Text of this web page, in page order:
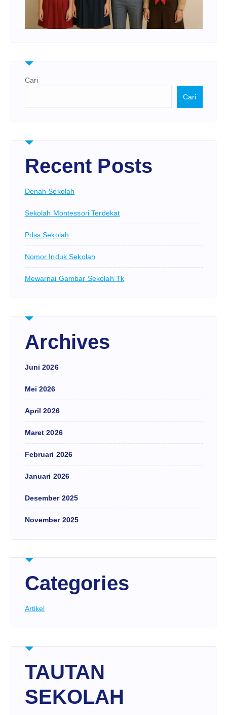
Cari
Cari
Recent Posts
Denah Sekolah
Sekolah Montessori Terdekat
Pdss Sekolah
Nomor Induk Sekolah
Mewarnai Gambar Sekolah Tk
Archives
Juni 2026
Mei 2026
April 2026
Maret 2026
Februari 2026
Januari 2026
Desember 2025
November 2025
Categories
Artikel
TAUTAN
SEKOLAH